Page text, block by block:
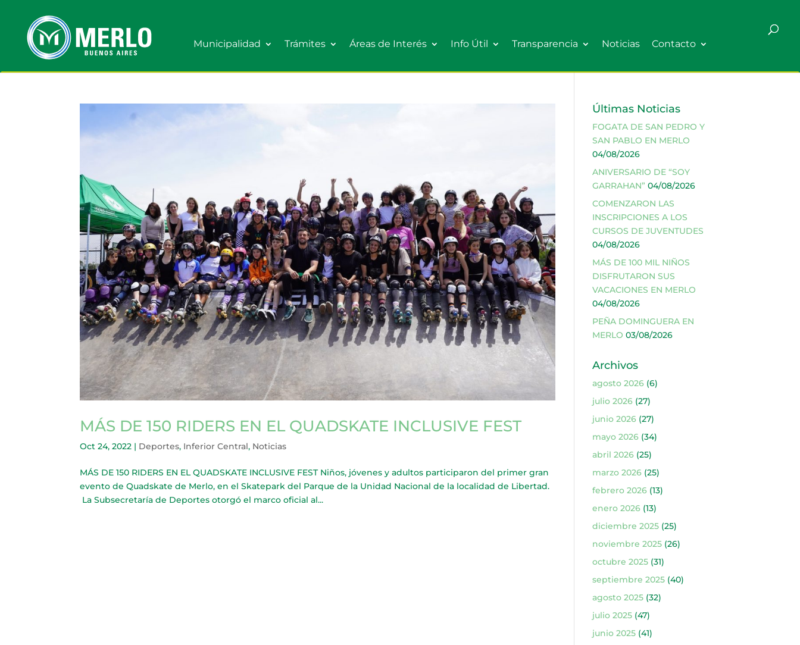
Municipalidad Trámites Áreas de Interés Info Útil Transparencia Noticias Contacto
MÁS DE 150 RIDERS EN EL QUADSKATE INCLUSIVE FEST
Oct 24, 2022 | Deportes, Inferior Central, Noticias
MÁS DE 150 RIDERS EN EL QUADSKATE INCLUSIVE FEST Niños, jóvenes y adultos participaron del primer gran
evento de Quadskate de Merlo, en el Skatepark del Parque de la Unidad Nacional de la localidad de Libertad.
La Subsecretaría de Deportes otorgó el marco oficial al...
Últimas Noticias
FOGATA DE SAN PEDRO Y
SAN PABLO EN MERLO
04/08/2026
ANIVERSARIO DE “SOY
GARRAHAN” 04/08/2026
COMENZARON LAS
INSCRIPCIONES A LOS
CURSOS DE JUVENTUDES
04/08/2026
MÁS DE 100 MIL NIÑOS
DISFRUTARON SUS
VACACIONES EN MERLO
04/08/2026
PEÑA DOMINGUERA EN
MERLO 03/08/2026
Archivos
agosto 2026(6)
julio 2026(27)
junio 2026(27)
mayo 2026(34)
abril 2026(25)
marzo 2026(25)
febrero 2026(13)
enero 2026(13)
diciembre 2025(25)
noviembre 2025(26)
octubre 2025(31)
septiembre 2025(40)
agosto 2025(32)
julio 2025(47)
junio 2025(41)